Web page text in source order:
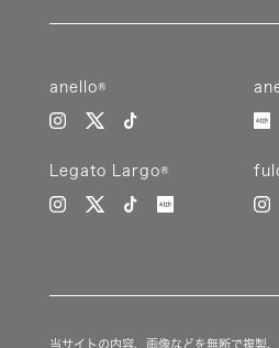
anello®
Legato Largo®
当サイトの内容、画像などを無断で複製